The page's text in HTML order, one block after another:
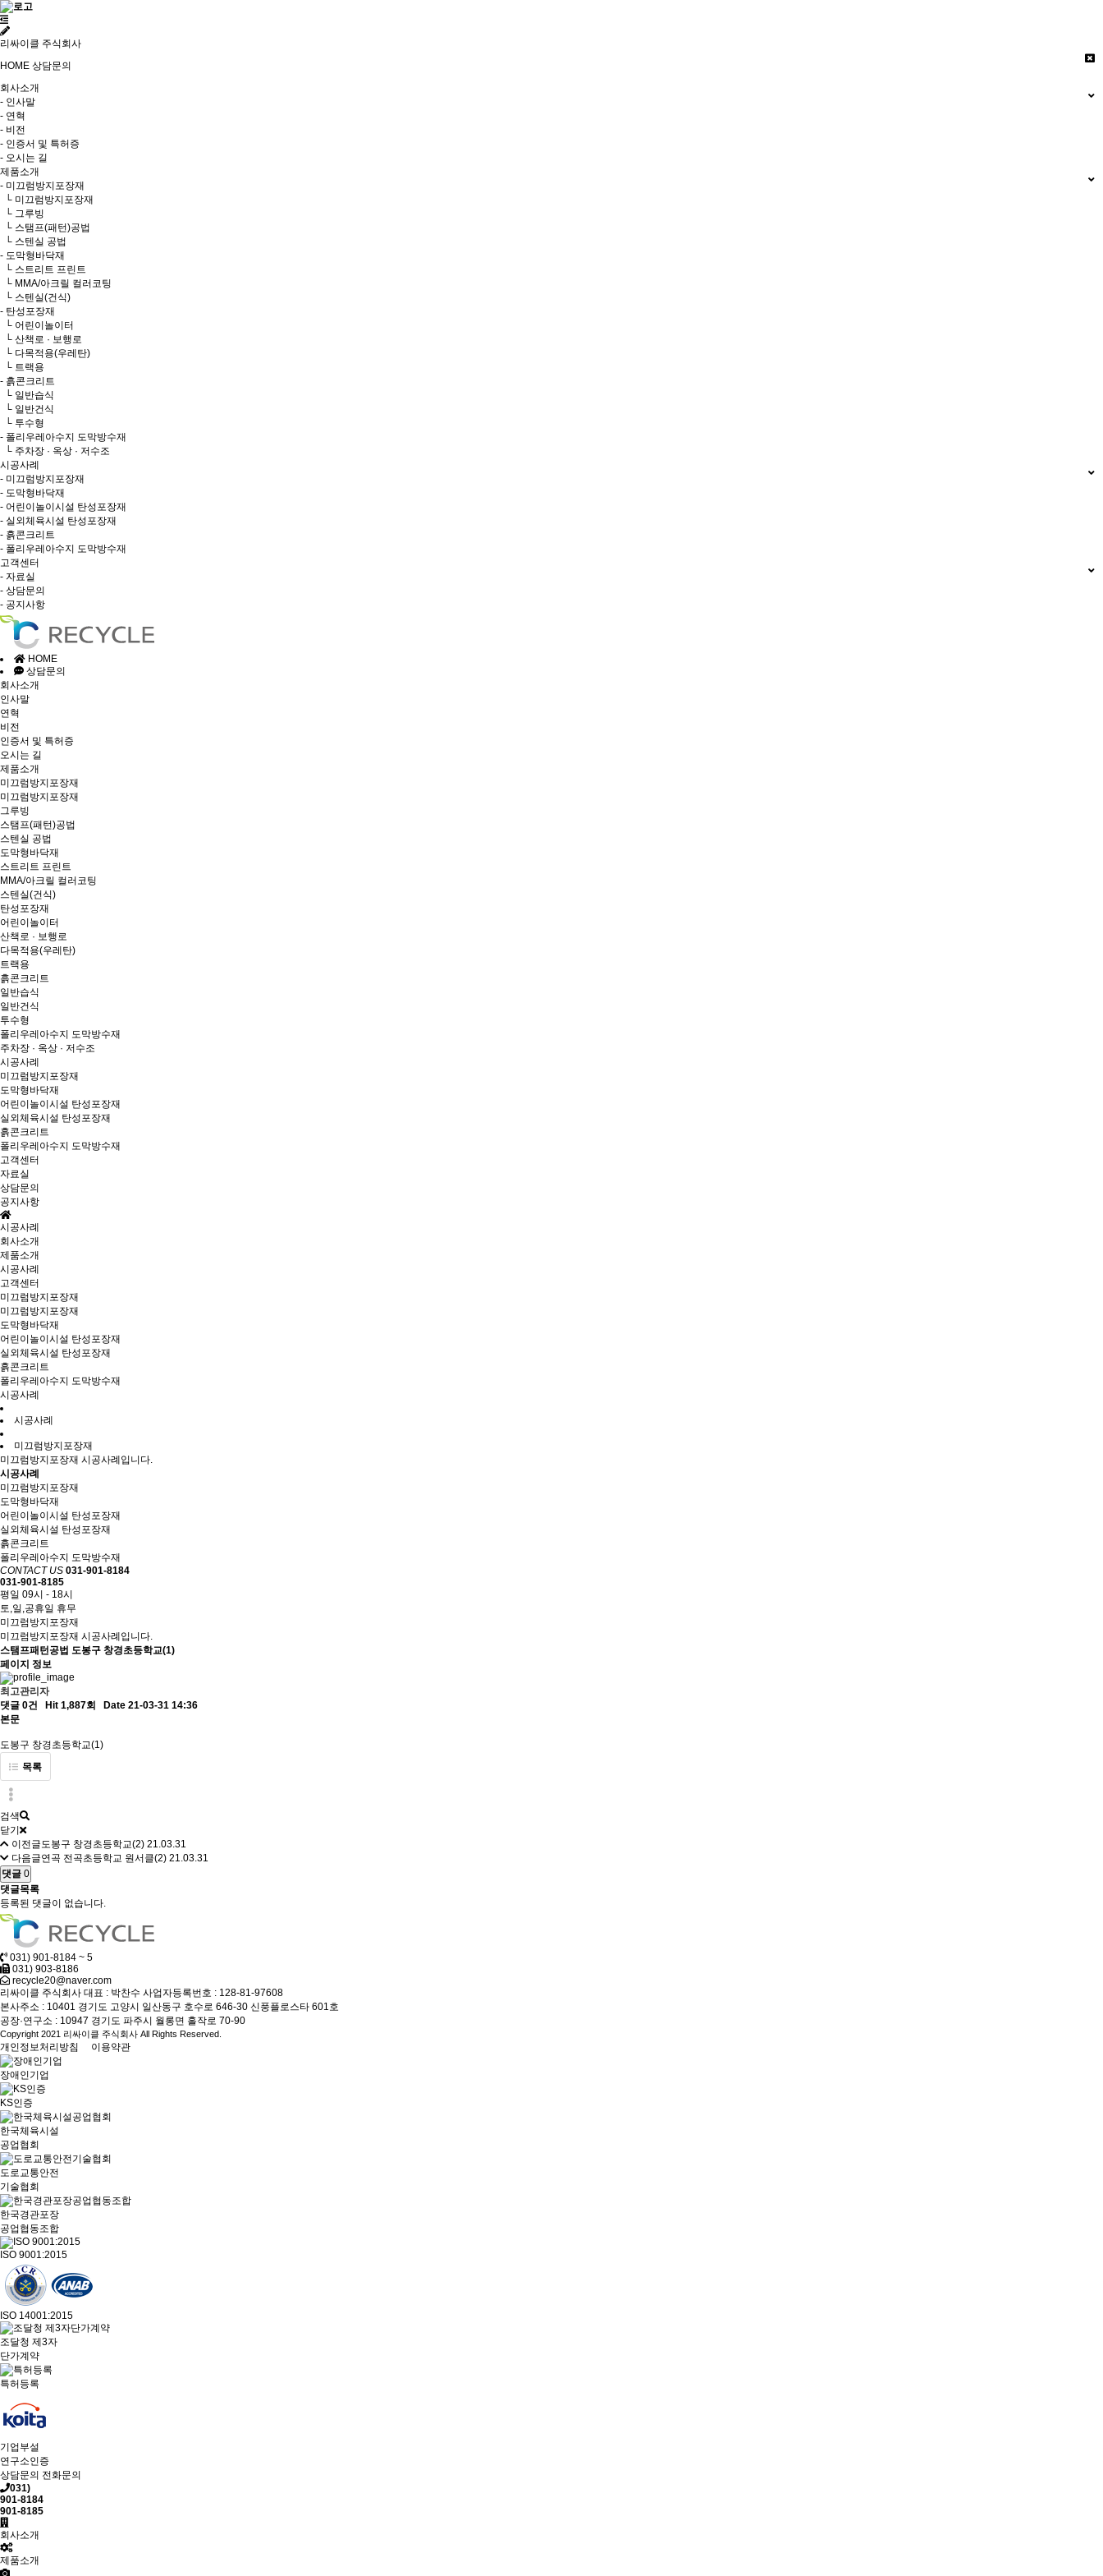
리싸이클 주식회사
HOME 상담문의
회사소개
- 인사말
- 연혁
- 비전
- 인증서 및 특허증
- 오시는 길
제품소개
- 미끄럼방지포장재
└ 미끄럼방지포장재
└ 그루빙
└ 스탬프(패턴)공법
└ 스텐실 공법
- 도막형바닥재
└ 스트리트 프린트
└ MMA/아크릴 컬러코팅
└ 스텐실(건식)
- 탄성포장재
└ 어린이놀이터
└ 산책로 · 보행로
└ 다목적용(우레탄)
└ 트랙용
- 흙콘크리트
└ 일반습식
└ 일반건식
└ 투수형
- 폴리우레아수지 도막방수재
└ 주차장 · 옥상 · 저수조
시공사례
- 미끄럼방지포장재
- 도막형바닥재
- 어린이놀이시설 탄성포장재
- 실외체육시설 탄성포장재
- 흙콘크리트
- 폴리우레아수지 도막방수재
고객센터
- 자료실
- 상담문의
- 공지사항
HOME
상담문의
회사소개
인사말
연혁
비전
인증서 및 특허증
오시는 길
제품소개
미끄럼방지포장재
미끄럼방지포장재
그루빙
스탬프(패턴)공법
스텐실 공법
도막형바닥재
스트리트 프린트
MMA/아크릴 컬러코팅
스텐실(건식)
탄성포장재
어린이놀이터
산책로 · 보행로
다목적용(우레탄)
트랙용
흙콘크리트
일반습식
일반건식
투수형
폴리우레아수지 도막방수재
주차장 · 옥상 · 저수조
시공사례
미끄럼방지포장재
도막형바닥재
어린이놀이시설 탄성포장재
실외체육시설 탄성포장재
흙콘크리트
폴리우레아수지 도막방수재
고객센터
자료실
상담문의
공지사항
시공사례
회사소개
제품소개
시공사례
고객센터
미끄럼방지포장재
미끄럼방지포장재
도막형바닥재
어린이놀이시설 탄성포장재
실외체육시설 탄성포장재
흙콘크리트
폴리우레아수지 도막방수재
시공사례
시공사례
미끄럼방지포장재
미끄럼방지포장재 시공사례입니다.
시공사례
미끄럼방지포장재
도막형바닥재
어린이놀이시설 탄성포장재
실외체육시설 탄성포장재
흙콘크리트
폴리우레아수지 도막방수재
CONTACT US 031-901-8184
031-901-8185
평일 09시 - 18시
토,일,공휴일 휴무
미끄럼방지포장재
미끄럼방지포장재 시공사례입니다.
스탬프패턴공법 도봉구 창경초등학교(1)
페이지 정보
최고관리자
댓글 0건
Hit 1,887회
Date 21-03-31 14:36
본문
도봉구 창경초등학교(1)
목록
검색
닫기
이전글도봉구 창경초등학교(2) 21.03.31
다음글연곡 전곡초등학교 원서클(2) 21.03.31
댓글 0
댓글목록
등록된 댓글이 없습니다.
031) 901-8184 ~ 5
031) 903-8186
recycle20@naver.com
리싸이클 주식회사 대표 : 박찬수 사업자등록번호 : 128-81-97608
본사주소 : 10401 경기도 고양시 일산동구 호수로 646-30 신풍플로스타 601호
공장·연구소 : 10947 경기도 파주시 월롱면 홀작로 70-90
Copyright 2021 리싸이클 주식회사 All Rights Reserved.
개인정보처리방침 이용약관
장애인기업
KS인증
한국체육시설
공업협회
도로교통안전
기술협회
한국경관포장
공업협동조합
ISO 9001:2015
ISO 14001:2015
조달청 제3자
단가계약
특허등록
기업부설
연구소인증
상담문의 전화문의
031)
901-8184
901-8185
회사소개
제품소개